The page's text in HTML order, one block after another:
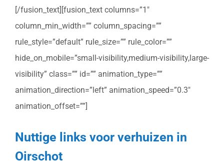
[/fusion_text][fusion_text columns=”1″
column_min_width=”” column_spacing=””
rule_style=”default” rule_size=”” rule_color=””
hide_on_mobile=”small-visibility,medium-visibility,large-
visibility” class=”” id=”” animation_type=””
animation_direction=”left” animation_speed=”0.3″
animation_offset=””]
Nuttige links voor verhuizen in
Oirschot